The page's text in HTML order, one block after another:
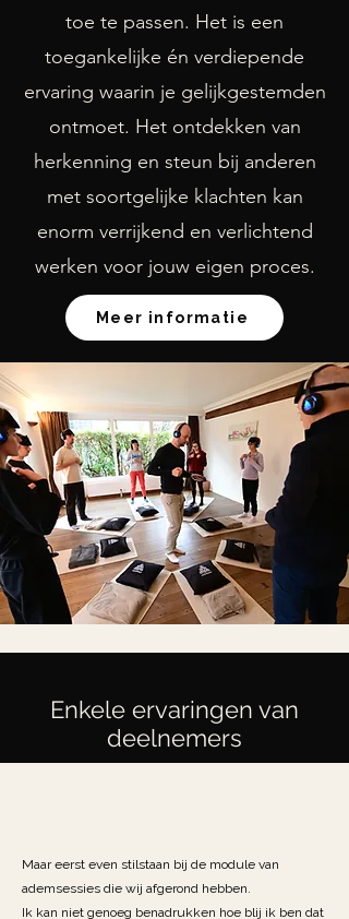
toe te passen. Het is een
toegankelijke én verdiepende
ervaring waarin je gelijkgestemden
ontmoet. Het ontdekken van
herkenning en steun bij anderen
met soortgelijke klachten kan
enorm verrijkend en verlichtend
werken voor jouw eigen proces.
Meer informatie
Enkele ervaringen van
deelnemers
Maar eerst even stilstaan bij de module van
ademsessies die wij afgerond hebben.
Ik kan niet genoeg benadrukken hoe blij ik ben dat